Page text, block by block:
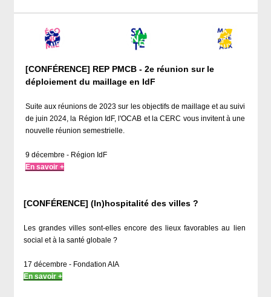
[CONFÉRENCE] REP PMCB - 2e réunion sur le
déploiement du maillage en IdF
Suite aux réunions de 2023 sur les objectifs de maillage et au suivi
de juin 2024, la Région IdF, l'OCAB et la CERC vous invitent à une
nouvelle réunion semestrielle.
9 décembre - Région IdF
En savoir +
[CONFÉRENCE] (In)hospitalité des villes ?
Les grandes villes sont-elles encore des lieux favorables au lien
social et à la santé globale ?
17 décembre - Fondation AIA
En savoir +